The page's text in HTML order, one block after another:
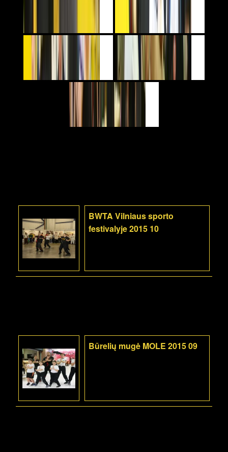
BWTA Vilniaus sporto
festivalyje 2015 10
Būrelių mugė MOLE 2015 09